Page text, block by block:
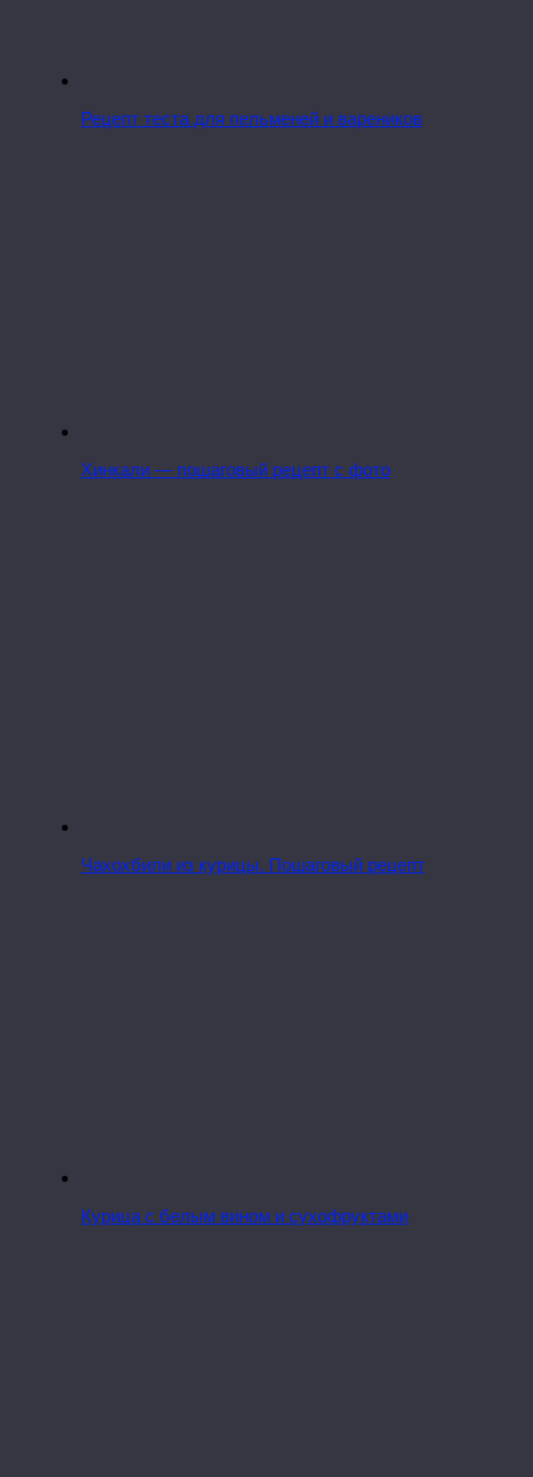
Рецепт теста для пельменей и вареников
Хинкали — пошаговый рецепт с фото
Чахохбили из курицы. Пошаговый рецепт
Курица с белым вином и сухофруктами